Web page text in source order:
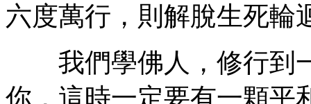
六度萬行，則解脫生死輪
我們學佛人，修行到
你，這時一定要有一顆平